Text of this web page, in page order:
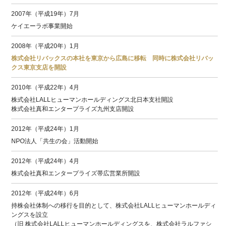
2007年（平成19年）7月
ケイエーラボ事業開始
2008年（平成20年）1月
株式会社リバックスの本社を東京から広島に移転 同時に株式会社リバッ
クス東京支店を開設
2010年（平成22年）4月
株式会社LALLヒューマンホールディングス北日本支社開設
株式会社真和エンタープライズ九州支店開設
2012年（平成24年）1月
NPO法人「共生の会」活動開始
2012年（平成24年）4月
株式会社真和エンタープライズ帯広営業所開設
2012年（平成24年）6月
持株会社体制への移行を目的として、株式会社LALLヒューマンホールディ
ングスを設立
（旧 株式会社LALLヒューマンホールディングスを、株式会社ラルファシ